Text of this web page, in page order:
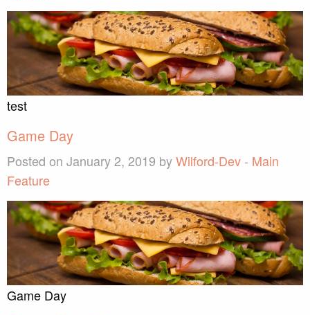
test
Game Day
Posted on January 2, 2019 byWilford-Dev - Main
Feature
Game Day